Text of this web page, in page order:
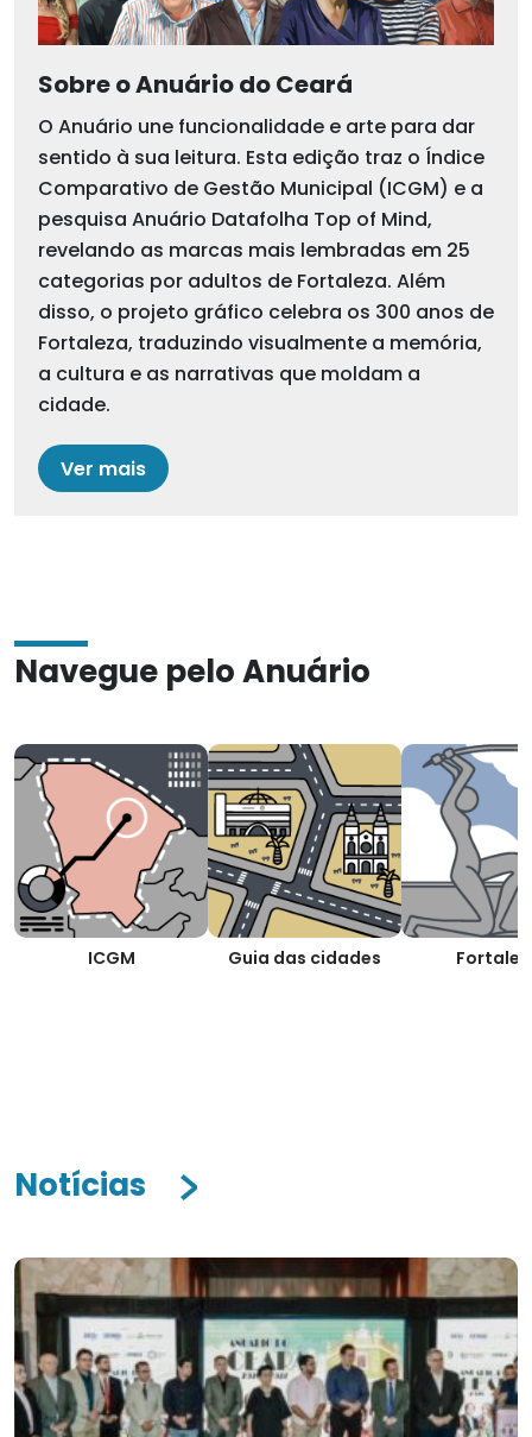
Sobre o Anuário do Ceará
O Anuário une funcionalidade e arte para dar
sentido à sua leitura. Esta edição traz o Índice
Comparativo de Gestão Municipal (ICGM) e a
pesquisa Anuário Datafolha Top of Mind,
revelando as marcas mais lembradas em 25
categorias por adultos de Fortaleza. Além
disso, o projeto gráfico celebra os 300 anos de
Fortaleza, traduzindo visualmente a memória,
a cultura e as narrativas que moldam a
cidade.
Ver mais
Navegue pelo Anuário
ICGM Guia das cidades
Notícias